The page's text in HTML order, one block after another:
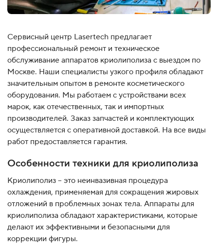
Сервисный центр Lasertech предлагает
профессиональный ремонт и техническое
обслуживание аппаратов криолиполиза с выездом по
Москве. Наши специалисты узкого профиля обладают
значительным опытом в ремонте косметического
оборудования. Мы работаем с устройствами всех
марок, как отечественных, так и импортных
производителей. Заказ запчастей и комплектующих
осуществляется с оперативной доставкой. На все виды
работ предоставляется гарантия.
Особенности техники для криолиполиза
Криолиполиз – это неинвазивная процедура
охлаждения, применяемая для сокращения жировых
отложений в проблемных зонах тела. Аппараты для
криолиполиза обладают характеристиками, которые
делают их эффективными и безопасными для
коррекции фигуры.